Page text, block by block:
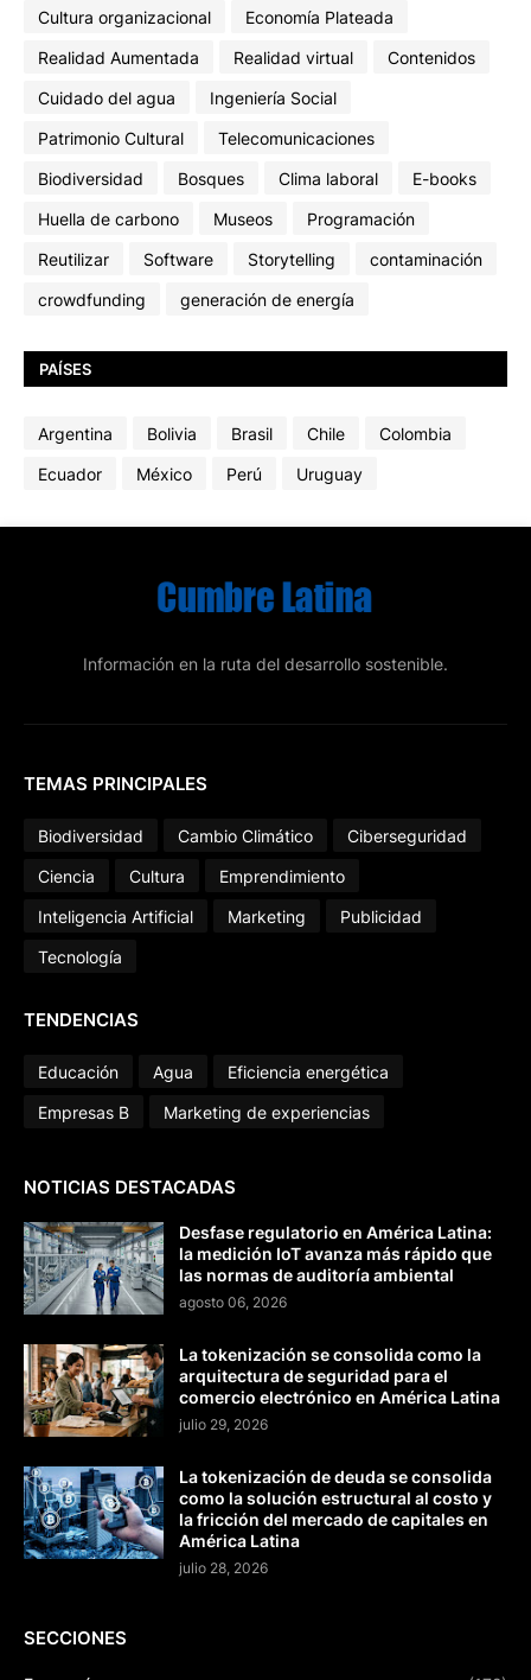
Cultura organizacional
Economía Plateada
Realidad Aumentada
Realidad virtual
Contenidos
Cuidado del agua
Ingeniería Social
Patrimonio Cultural
Telecomunicaciones
Biodiversidad
Bosques Clima laboral
E-books
Huella de carbono
Museos
Programación
Reutilizar
Software Storytelling
contaminación
crowdfunding
generación de energía
PAÍSES
Argentina Bolivia Brasil Chile
Colombia
Ecuador
México Perú Uruguay
Información en la ruta del desarrollo sostenible.
TEMAS PRINCIPALES
Biodiversidad Cambio Climático
Ciberseguridad
Ciencia
Cultura
Emprendimiento
Inteligencia Artificial
Marketing
Publicidad
Tecnología
TENDENCIAS
Educación Agua
Eficiencia energética
Empresas B
Marketing de experiencias
NOTICIAS DESTACADAS
Desfase regulatorio en América Latina:
la medición IoT avanza más rápido que
las normas de auditoría ambiental
agosto 06, 2026
La tokenización se consolida como la
arquitectura de seguridad para el
comercio electrónico en América Latina
julio 29, 2026
La tokenización de deuda se consolida
como la solución estructural al costo y
la fricción del mercado de capitales en
América Latina
julio 28, 2026
SECCIONES